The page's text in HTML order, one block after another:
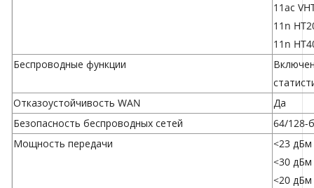
11ac
11n
11n
Беспроводные функции
Отказоустойчивость WAN
Да
Безопасность беспроводных сетей
64/128-
Мощность передачи
<23 дБм
<30 дБм
<20 дБм